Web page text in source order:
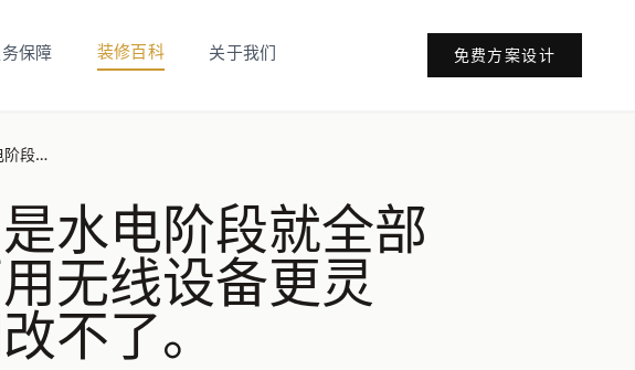
保障 装修百科 关于我们 免费方案设计
别墅装智能家居，是水电阶段就全部布好线，还是后面用无线设备更灵活？担心布线后期改不了。
水电阶段就全部
无线设备更灵
不了。